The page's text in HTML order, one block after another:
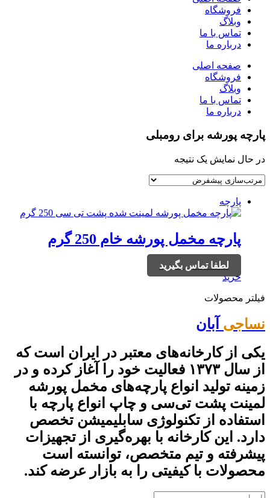
فروشگاه
وبلاگ
تماس با ما
درباره ما
صفحه اصلی
فروشگاه
وبلاگ
تماس با ما
درباره ما
پارچه پورشه برای رومبلی
در حال نمایش یک نتیجه
پارچه
پارچه مخمل پورشه خام 250 گرم
لطفا تماس بگیرید
خرید
فیلتر محصولات
نساجی آبان
یکی از کارخانه‌های معتبر در ایران است که
از سال ۱۳۷۳ فعالیت خود را آغاز کرده و در
زمینه تولید انواع پارچه‌های مخمل پورشه
لمینت پشت تی‌سی و چاپ انواع پارچه با
استفاده از تکنولوژی سابلیمیشن تخصص
دارد. این کارخانه با بهره‌گیری از تجهیزات
پیشرفته و تیم متخصص، توانسته است
محصولات با کیفیتی را به بازار عرضه کند.